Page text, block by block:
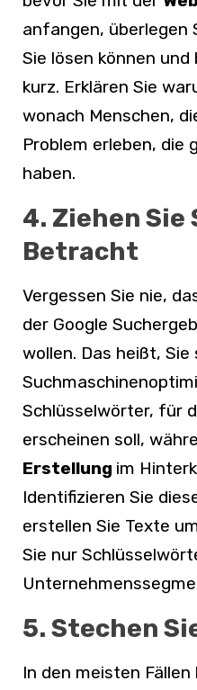
anfangen, überlegen
Sie lösen können
kurz. Erklären Sie
wonach Menschen,
Problem erleben, die
haben.
4. Ziehen Sie
Betracht
Vergessen Sie nie,
der Google
wollen. Das heißt, Sie
Schlüsselwörter, für
erscheinen soll,
Erstellung im
Identifizieren Sie
erstellen Sie Texte
Sie nur
5. Stechen
In den meisten